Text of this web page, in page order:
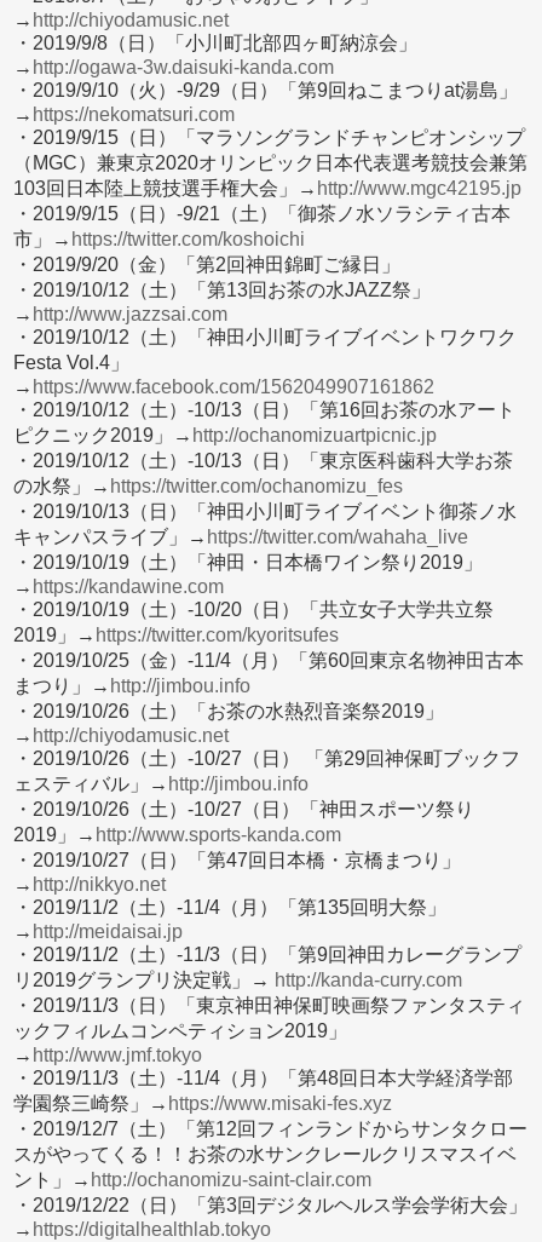
→ http://chiyodamusic.net
・2019/9/8（日）「小川町北部四ヶ町納涼会」
→ http://ogawa-3w.daisuki-kanda.com
・2019/9/10（火）-9/29（日）「第9回ねこまつりat湯島」
→ https://nekomatsuri.com
・2019/9/15（日）「マラソングランドチャンピオンシップ
（MGC）兼東京2020オリンピック日本代表選考競技会兼第
103回日本陸上競技選手権大会」→ http://www.mgc42195.jp
・2019/9/15（日）-9/21（土）「御茶ノ水ソラシティ古本
市」→ https://twitter.com/koshoichi
・2019/9/20（金）「第2回神田錦町ご縁日」
・2019/10/12（土）「第13回お茶の水JAZZ祭」
→ http://www.jazzsai.com
・2019/10/12（土）「神田小川町ライブイベントワクワク
Festa Vol.4」
→ https://www.facebook.com/1562049907161862
・2019/10/12（土）-10/13（日）「第16回お茶の水アート
ピクニック2019」→ http://ochanomizuartpicnic.jp
・2019/10/12（土）-10/13（日）「東京医科歯科大学お茶
の水祭」→ https://twitter.com/ochanomizu_fes
・2019/10/13（日）「神田小川町ライブイベント御茶ノ水
キャンパスライブ」→ https://twitter.com/wahaha_live
・2019/10/19（土）「神田・日本橋ワイン祭り2019」
→ https://kandawine.com
・2019/10/19（土）-10/20（日）「共立女子大学共立祭
2019」→ https://twitter.com/kyoritsufes
・2019/10/25（金）-11/4（月）「第60回東京名物神田古本
まつり」→ http://jimbou.info
・2019/10/26（土）「お茶の水熱烈音楽祭2019」
→ http://chiyodamusic.net
・2019/10/26（土）-10/27（日） 「第29回神保町ブックフ
ェスティバル」→ http://jimbou.info
・2019/10/26（土）-10/27（日）「神田スポーツ祭り
2019」→ http://www.sports-kanda.com
・2019/10/27（日）「第47回日本橋・京橋まつり」
→ http://nikkyo.net
・2019/11/2（土）-11/4（月）「第135回明大祭」
→ http://meidaisai.jp
・2019/11/2（土）-11/3（日）「第9回神田カレーグランプ
リ2019グランプリ決定戦」→ http://kanda-curry.com
・2019/11/3（日）「東京神田神保町映画祭ファンタスティ
ックフィルムコンペティション2019」
→ http://www.jmf.tokyo
・2019/11/3（土）-11/4（月）「第48回日本大学経済学部
学園祭三崎祭」→ https://www.misaki-fes.xyz
・2019/12/7（土）「第12回フィンランドからサンタクロー
スがやってくる！！お茶の水サンクレールクリスマスイベ
ント」→ http://ochanomizu-saint-clair.com
・2019/12/22（日）「第3回デジタルヘルス学会学術大会」
→ https://digitalhealthlab.tokyo